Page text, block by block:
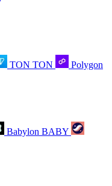
TON TON
Polygon
Babylon BABY